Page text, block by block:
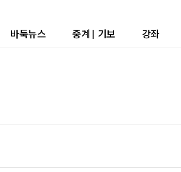
바둑뉴스 중계 | 기보 강좌